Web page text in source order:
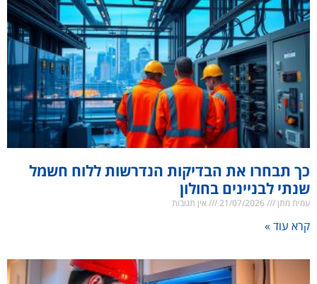
כך תבחרו את הבדיקות הנדרשות ללוח חשמל
שנתי לבניינים בחולון
עמית מתן 21/07/2026 אין תגובות
קרא עוד »